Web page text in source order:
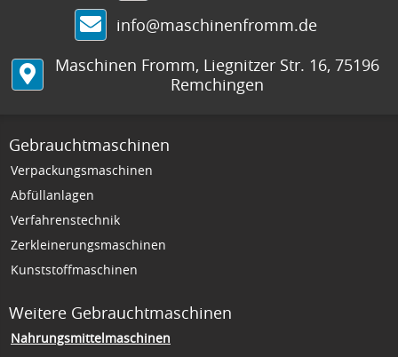
info@maschinenfromm.de
Maschinen Fromm, Liegnitzer Str. 16, 75196
Remchingen
Gebrauchtmaschinen
Verpackungsmaschinen
Abfüllanlagen
Verfahrenstechnik
Zerkleinerungsmaschinen
Kunststoffmaschinen
Weitere Gebrauchtmaschinen
Nahrungsmittelmaschinen